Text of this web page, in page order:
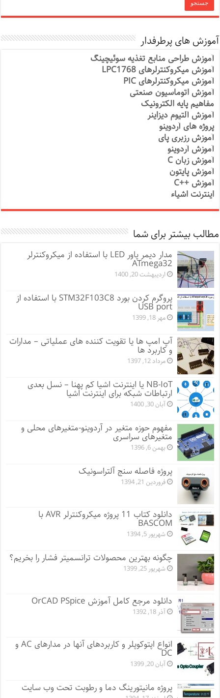
آموزش های پرطرفدار
آموزش طراحی منابع تغذیه سوئیچینگ
آموزش میکروکنترلرهای LPC1768
آموزش میکروکنترلرهای PIC
آموزش اتوماسیون صنعتی
مفاهیم پایه الکترونیک
آموزش آلتیوم دیزاینر
پروژه های آردوینو
آموزش رزبری پای
آموزش آردوینو
آموزش زبان C
آموزش پایتون
آموزش ++C
اینترنت اشیاء
مطالب بیشتر برای شما
مدار دیمر پاور LED با استفاده از میکروکنترلر
ATmega32
اردیبهشت 20, 1400
پروگرم کردن بورد STM32F103C8 با استفاده از
USB port
مهر 18, 1399
آپ امپ ها یا تقویت کننده های عملیاتی – مدارات
و کاربرد ها
مرداد 12, 1397
NB-IoT یا اینترنت اشیا کم پهنا – نسل بعدی
ارتباطات شبکه برای اینترنت اشیا
آبان 30, 1400
مفهوم حوزه متغیر در آردوینو-متغیرهای محلی و
متغیرهای سراسری
بهمن 6, 1396
پروژه فاصله سنج آلتراسونیک
فروردین 21, 1394
دانلود کتاب 11 پروژه میکروکنترلر AVR با
BASCOM
شهریور 5, 1394
چگونه بهترین محصولات ترانسمیتر فشار را بخریم؟
شهریور 25, 1399
دانلود مرجع کامل آموزش OrCAD PSpice
آذر 18, 1392
انواع اپتوکوپلر و کاربردهای آنها در مدارهای AC و
DC
آبان 20, 1399
پروژه مانيتورينگ دما و رطوبت تحت وب سایت